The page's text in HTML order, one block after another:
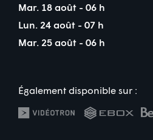
Mar. 18 août - 06 h
Lun. 24 août - 07 h
Mar. 25 août - 06 h
Également disponible sur :